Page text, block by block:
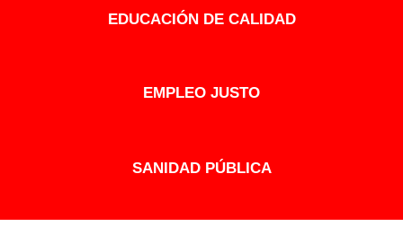
EDUCACIÓN DE CALIDAD
EMPLEO JUSTO
SANIDAD PÚBLICA